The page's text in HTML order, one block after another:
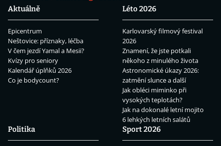
Aktuálně
Epicentrum
Neštovice: příznaky, léčba
V čem jezdí Yamal a Mesii?
Kvízy pro seniory
Kalendář úplňků 2026
Co je bodycount?
Léto 2026
Karlovarský filmový festival
2026
Znamení, že jste potkali
někoho z minulého života
Astronomické úkazy 2026:
zatmění slunce a další
Jak obléci miminko při
vysokých teplotách?
Jak na dokonalé letní mojito
6 lehkých letních salátů
Politika
Sport 2026